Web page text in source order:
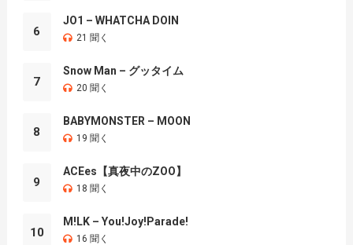
6
JO1 – WHATCHA DOIN
21 聞く
7
Snow Man – グッタイム
20 聞く
8
BABYMONSTER – MOON
19 聞く
9
ACEes【真夜中のZOO】
18 聞く
10
M!LK – You!Joy!Parade!
16 聞く